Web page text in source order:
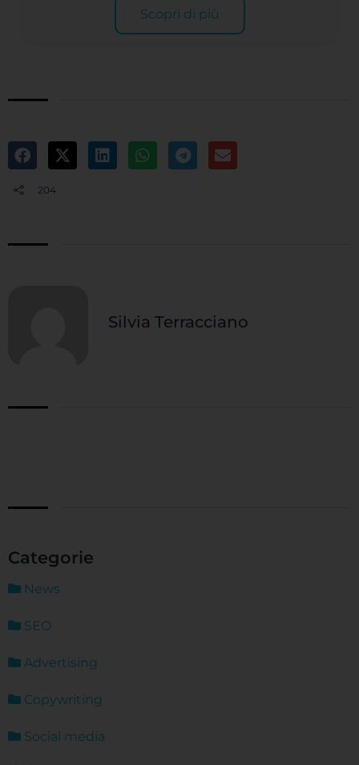
Scopri di più
204
Silvia Terracciano
Categorie
News
SEO
Advertising
Copywriting
Social media